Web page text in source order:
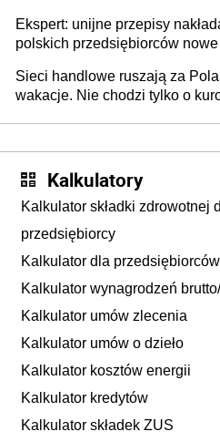
Ekspert: unijne przepisy
polskich przedsiębiorców
Sieci handlowe ruszają za
wakacje. Nie chodzi tylko o
Kalkulatory
Kalkulator składki zdrowotnej
przedsiębiorcy
Kalkulator dla przedsiębiorców
Kalkulator wynagrodzeń
Kalkulator umów zlecenia
Kalkulator umów o dzieło
Kalkulator kosztów energii
Kalkulator kredytów
Kalkulator składek ZUS